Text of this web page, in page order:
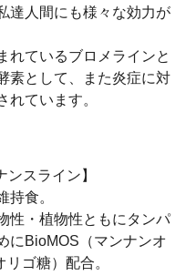
達人間にも様々な効力が
れているブロメラインと
素として、また炎症に対
れています。
ンスライン】
持食。
性・植物性ともにタンパ
にBioMOS（マンナンオ
ゴ糖）配合。